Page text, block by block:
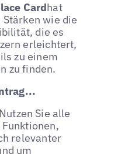
Cardhat
wie die
die es
erleichtert,
zu einem
zu finden.
Nutzen Sie alle
relevanter
um